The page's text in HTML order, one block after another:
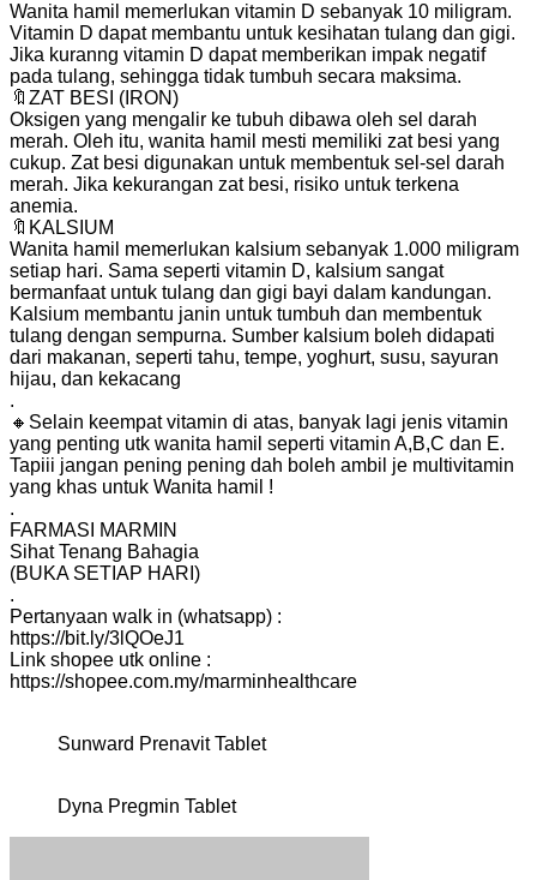
Wanita hamil memerlukan vitamin D sebanyak 10 miligram.
Vitamin D dapat membantu untuk kesihatan tulang dan gigi.
Jika kuranng vitamin D dapat memberikan impak negatif
pada tulang, sehingga tidak tumbuh secara maksima.
🔖ZAT BESI (IRON)
Oksigen yang mengalir ke tubuh dibawa oleh sel darah
merah. Oleh itu, wanita hamil mesti memiliki zat besi yang
cukup. Zat besi digunakan untuk membentuk sel-sel darah
merah. Jika kekurangan zat besi, risiko untuk terkena
anemia.
🔖KALSIUM
Wanita hamil memerlukan kalsium sebanyak 1.000 miligram
setiap hari. Sama seperti vitamin D, kalsium sangat
bermanfaat untuk tulang dan gigi bayi dalam kandungan.
Kalsium membantu janin untuk tumbuh dan membentuk
tulang dengan sempurna. Sumber kalsium boleh didapati
dari makanan, seperti tahu, tempe, yoghurt, susu, sayuran
hijau, dan kekacang
.
🔸Selain keempat vitamin di atas, banyak lagi jenis vitamin
yang penting utk wanita hamil seperti vitamin A,B,C dan E.
Tapiii jangan pening pening dah boleh ambil je multivitamin
yang khas untuk Wanita hamil !
.
FARMASI MARMIN
Sihat Tenang Bahagia
(BUKA SETIAP HARI)
.
Pertanyaan walk in (whatsapp) :
https://bit.ly/3lQOeJ1
Link shopee utk online :
https://shopee.com.my/marminhealthcare
Sunward Prenavit Tablet
Dyna Pregmin Tablet